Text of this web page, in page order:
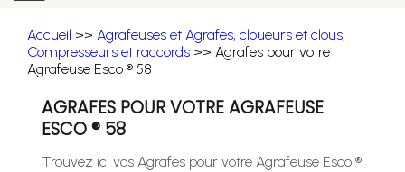
Accueil >> Agrafeuses et Agrafes, cloueurs et clous,
Compresseurs et raccords >> Agrafes pour votre
Agrafeuse Esco ® 58
AGRAFES POUR VOTRE AGRAFEUSE
ESCO ® 58
Trouvez ici vos Agrafes pour votre Agrafeuse Esco ®